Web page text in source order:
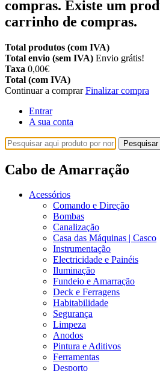
compras. Existe um
carrinho de compras.
Total produtos (com IVA)
Total envio (sem IVA) Envio grátis!
Taxa 0,00€
Total (com IVA)
Continuar a comprarFinalizar compra
Entrar
A sua conta
Pesquisar
Cabo de Amarração
Acessórios
Comando e Direção
Bombas
Canalização
Casa das Máquinas | Casco
Instrumentação
Electricidade e Painéis
Iluminação
Fundeio e Amarração
Deck e Ferragens
Habitabilidade
Segurança
Limpeza
Anodos
Pintura e Aditivos
Ferramentas
Desporto